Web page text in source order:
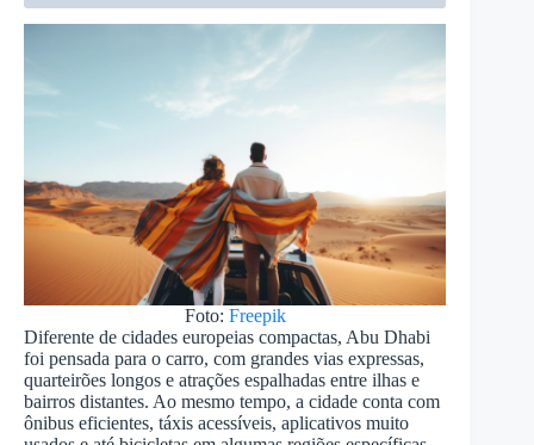
Foto: Freepik
Diferente de cidades europeias compactas, Abu Dhabi
foi pensada para o carro, com grandes vias expressas,
quarteirões longos e atrações espalhadas entre ilhas e
bairros distantes. Ao mesmo tempo, a cidade conta com
ônibus eficientes, táxis acessíveis, aplicativos muito